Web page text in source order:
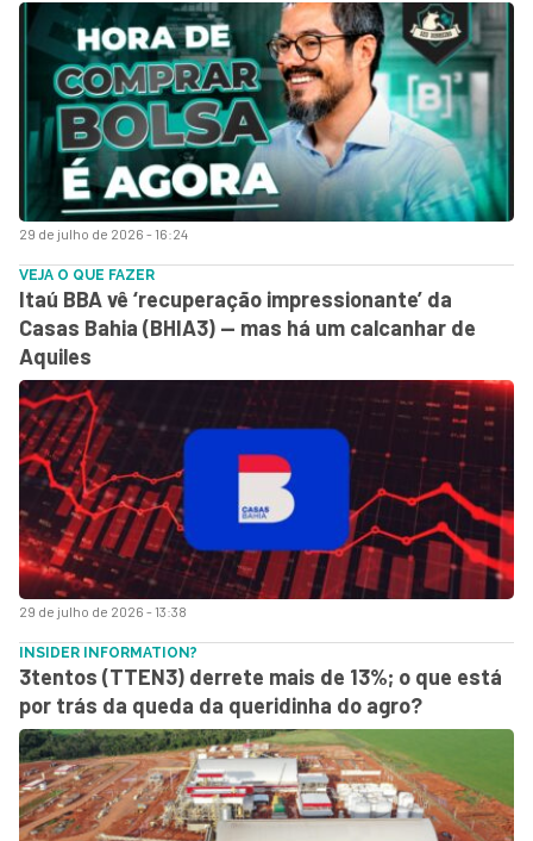
29 de julho de 2026 - 16:24
29 de julho de 2026 - 13:38
VEJA O QUE FAZER
Itaú BBA vê ‘recuperação impressionante’ da
Casas Bahia (BHIA3) — mas há um calcanhar de
Aquiles
INSIDER INFORMATION?
3tentos (TTEN3) derrete mais de 13%; o que está
por trás da queda da queridinha do agro?